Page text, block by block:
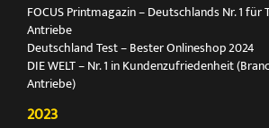
FOCUS Printmagazin – Deutschlands Nr. 1 für
Antriebe
Deutschland Test – Bester Onlineshop 2024
DIE WELT – Nr. 1 in Kundenzufriedenheit
Antriebe)
2023